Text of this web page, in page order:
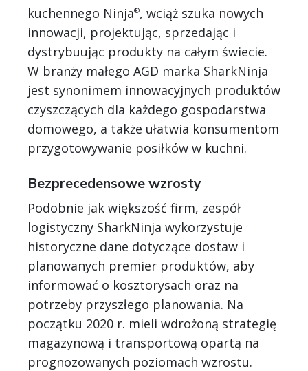
kuchennego Ninja®, wciąż szuka nowych
innowacji, projektując, sprzedając i
dystrybuując produkty na całym świecie.
W branży małego AGD marka SharkNinja
jest synonimem innowacyjnych produktów
czyszczących dla każdego gospodarstwa
domowego, a także ułatwia konsumentom
przygotowywanie posiłków w kuchni.
Bezprecedensowe wzrosty
Podobnie jak większość firm, zespół
logistyczny SharkNinja wykorzystuje
historyczne dane dotyczące dostaw i
planowanych premier produktów, aby
informować o kosztorysach oraz na
potrzeby przyszłego planowania. Na
początku 2020 r. mieli wdrożoną strategię
magazynową i transportową opartą na
prognozowanych poziomach wzrostu.